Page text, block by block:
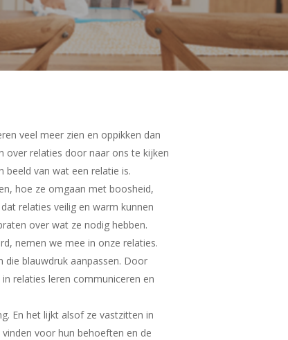
veel meer zien en oppikken dan
over relaties door naar ons te kijken
beeld van wat een relatie is.
hoe ze omgaan met boosheid,
relaties veilig en warm kunnen
over wat ze nodig hebben.
nemen we mee in onze relaties.
die blauwdruk aanpassen. Door
relaties leren communiceren en
En het lijkt alsof ze vastzitten in
voor hun behoeften en de